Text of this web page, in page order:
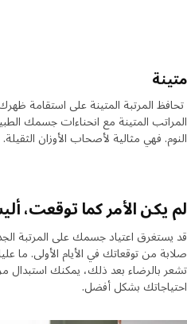
المرتبة المتينة على استقامة
المتينة مع انحناءات جسمك
فهي مثالية لأصحاب الأوزان الثقيلة.
يكن الأمر كما توقعت،
اعتياد جسمك على المرتبة
من توقعاتك في الأيام الأولى. ما
بشكل أفضل.